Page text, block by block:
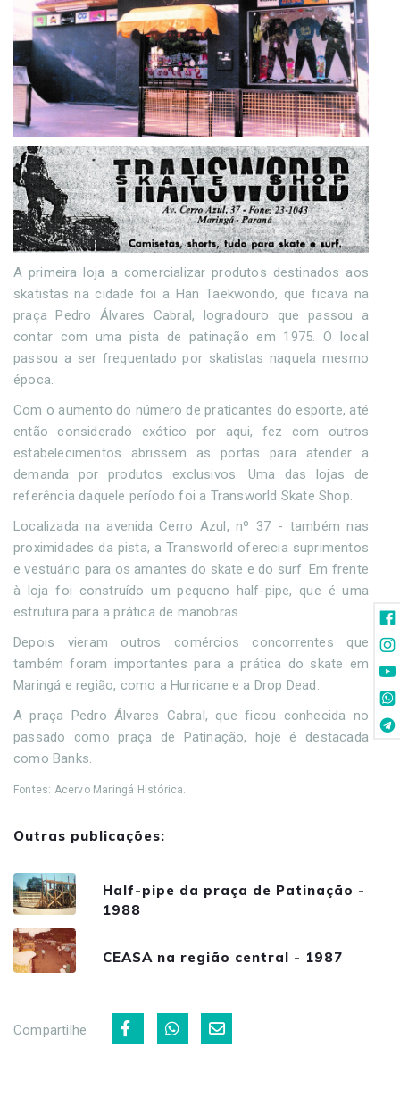
A primeira loja a comercializar produtos destinados aos
skatistas na cidade foi a Han Taekwondo, que ficava na
praça Pedro Álvares Cabral, logradouro que passou a
contar com uma pista de patinação em 1975. O local
passou a ser frequentado por skatistas naquela mesmo
época.
Com o aumento do número de praticantes do esporte, até
então considerado exótico por aqui, fez com outros
estabelecimentos abrissem as portas para atender a
demanda por produtos exclusivos. Uma das lojas de
referência daquele período foi a Transworld Skate Shop.
Localizada na avenida Cerro Azul, nº 37 - também nas
proximidades da pista, a Transworld oferecia suprimentos
e vestuário para os amantes do skate e do surf. Em frente
à loja foi construído um pequeno half-pipe, que é uma
estrutura para a prática de manobras.
Depois vieram outros comércios concorrentes que
também foram importantes para a prática do skate em
Maringá e região, como a Hurricane e a Drop Dead.
A praça Pedro Álvares Cabral, que ficou conhecida no
passado como praça de Patinação, hoje é destacada
como Banks.
Fontes: Acervo Maringá Histórica.
Outras publicações:
Half-pipe da praça de Patinação -
1988
CEASA na região central - 1987
Compartilhe